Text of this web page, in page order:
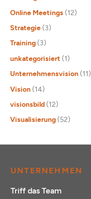
Online Meetings (12)
Strategie (3)
Training (3)
unkategorisiert (1)
Unternehmensvision (11)
Vision (14)
visionsbild (12)
Visualisierung (52)
UNTERNEHMEN
Triff das Team